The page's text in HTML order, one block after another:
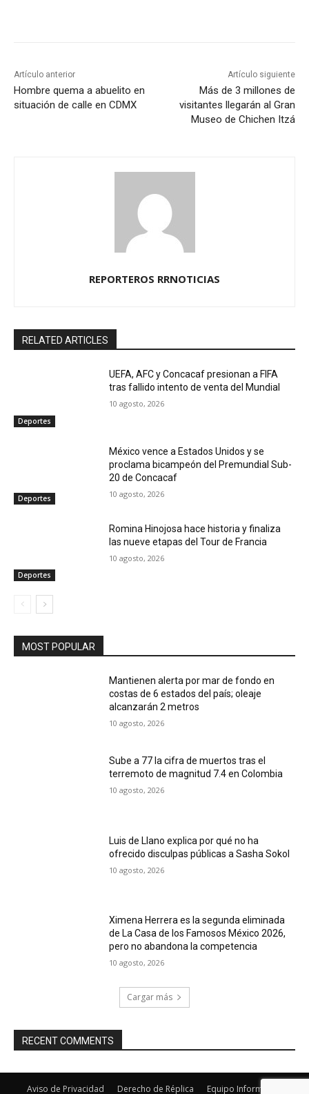
Artículo anterior
Hombre quema a abuelito en
situación de calle en CDMX
Artículo siguiente
Más de 3 millones de
visitantes llegarán al Gran
Museo de Chichen Itzá
REPORTEROS RRNOTICIAS
RELATED ARTICLES
Deportes
UEFA, AFC y Concacaf presionan a FIFA
tras fallido intento de venta del Mundial
10 agosto, 2026
Deportes
México vence a Estados Unidos y se
proclama bicampeón del Premundial Sub-
20 de Concacaf
10 agosto, 2026
Deportes
Romina Hinojosa hace historia y finaliza
las nueve etapas del Tour de Francia
10 agosto, 2026
MOST POPULAR
Mantienen alerta por mar de fondo en
costas de 6 estados del país; oleaje
alcanzarán 2 metros
10 agosto, 2026
Sube a 77 la cifra de muertos tras el
terremoto de magnitud 7.4 en Colombia
10 agosto, 2026
Luis de Llano explica por qué no ha
ofrecido disculpas públicas a Sasha Sokol
10 agosto, 2026
Ximena Herrera es la segunda eliminada
de La Casa de los Famosos México 2026,
pero no abandona la competencia
10 agosto, 2026
Cargar más
RECENT COMMENTS
Aviso de Privacidad Derecho de Réplica Equipo Informativo